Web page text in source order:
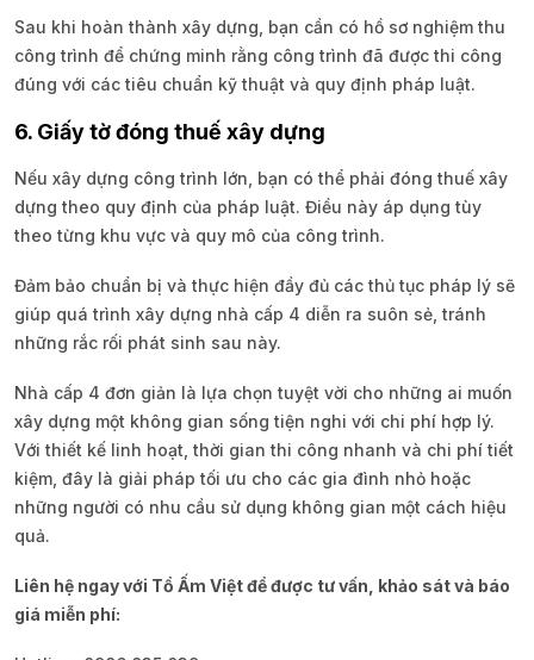
Sau khi hoàn thành xây dựng, bạn cần có hồ sơ nghiệm thu
công trình để chứng minh rằng công trình đã được thi công
đúng với các tiêu chuẩn kỹ thuật và quy định pháp luật.
6. Giấy tờ đóng thuế xây dựng
Nếu xây dựng công trình lớn, bạn có thể phải đóng thuế xây
dựng theo quy định của pháp luật. Điều này áp dụng tùy
theo từng khu vực và quy mô của công trình.
Đảm bảo chuẩn bị và thực hiện đầy đủ các thủ tục pháp lý sẽ
giúp quá trình xây dựng nhà cấp 4 diễn ra suôn sẻ, tránh
những rắc rối phát sinh sau này.
Nhà cấp 4 đơn giản là lựa chọn tuyệt vời cho những ai muốn
xây dựng một không gian sống tiện nghi với chi phí hợp lý.
Với thiết kế linh hoạt, thời gian thi công nhanh và chi phí tiết
kiệm, đây là giải pháp tối ưu cho các gia đình nhỏ hoặc
những người có nhu cầu sử dụng không gian một cách hiệu
quả.
Liên hệ ngay với Tổ Ấm Việt để được tư vấn, khảo sát và báo
giá miễn phí: